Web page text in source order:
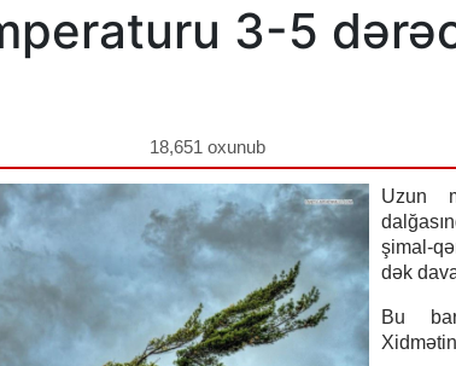
3-5
18,651 oxunub
Uzun
şimal-
dək
Bu